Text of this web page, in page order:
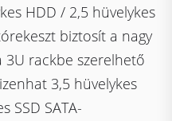
HDD / 2,5 hüvelykes
biztosít a nagy
3U rackbe szerelhető
3,5 hüvelykes
SSD SATA-